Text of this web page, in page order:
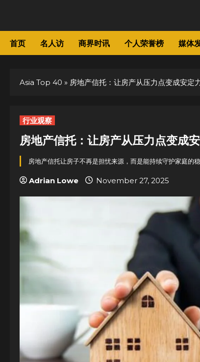
content
首页 名人访 商界时讯 个人荣誉榜 媒体
Asia Top 40 » 房地产信托：让房产从压力点变成安定
行业观察
房地产信托：让房产从压力点变成
房地产信托让房子不再是担忧来源，而是能持续守护家庭的稳
Adrian Lowe November 27, 2025